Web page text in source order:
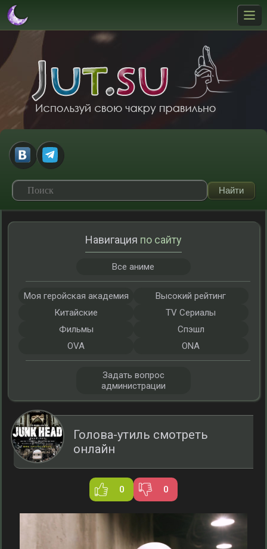
Голова-утиль смотреть
онлайн
0 0
Навигация по сайту
Все аниме
Моя геройская академия
Высокий рейтинг
Китайские
TV Сериалы
Фильмы
Спэшл
OVA
ONA
Задать вопрос
администрации